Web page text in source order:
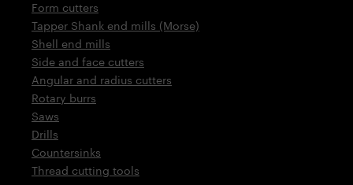
Form cutters
Tapper Shank end mills (Morse)
Shell end mills
Side and face cutters
Angular and radius cutters
Rotary burrs
Saws
Drills
Countersinks
Thread cutting tools